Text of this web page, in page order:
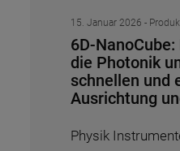
15. Januar 2026 -
6D-
die Photonik
schnellen und
Ausrichtung
Physik